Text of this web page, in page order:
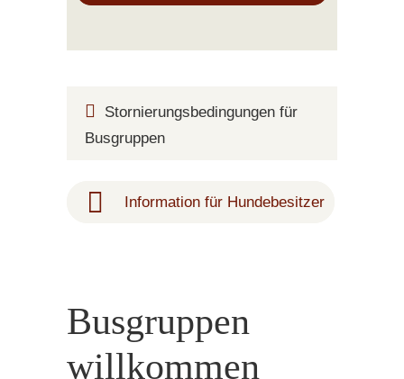
Busgruppen
willkommen
Stornierungsbedingungen für
Busgruppen
Information für Hundebesitzer